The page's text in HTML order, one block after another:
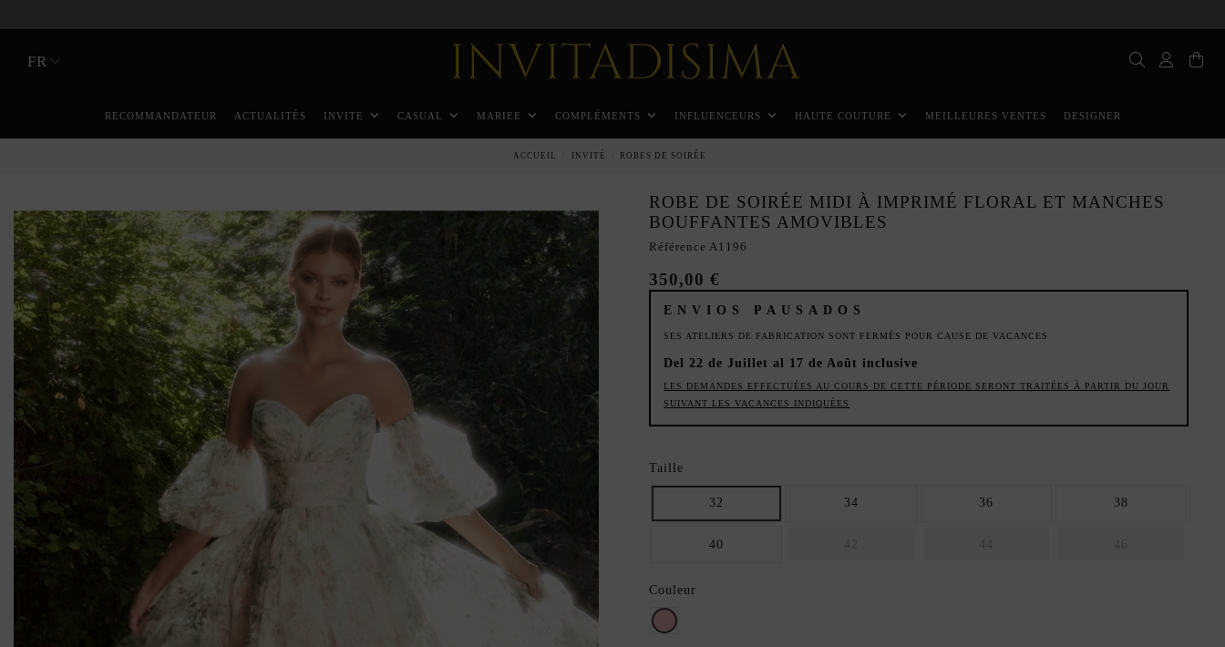
FR
RECOMMANDATEUR ACTUALITÉS INVITE CASUAL MARIEE COMPLÉMENTS INFLUENCEURS HAUTE COUTURE MEILLEURES VENTES DESIGNER
ACCUEIL INVITÉ ROBES DE SOIRÉE
ROBE DE SOIRÉE MIDI À IMPRIMÉ FLORAL ET MANCHES
BOUFFANTES AMOVIBLES
Référence A1196
350,00 €
ENVIOS PAUSADOS
SES ATELIERS DE FABRICATION SONT FERMÉS POUR CAUSE DE VACANCES
Del 22 de Juillet al 17 de Août inclusive
LES DEMANDES EFFECTUÉES AU COURS DE CETTE PÉRIODE SERONT TRAITÉES À PARTIR DU JOUR
SUIVANT LES VACANCES INDIQUÉES
Taille
32 34 36 38
40
Couleur
Rose